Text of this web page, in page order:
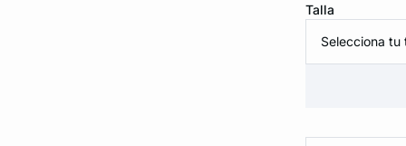
Talla
Selecciona tu